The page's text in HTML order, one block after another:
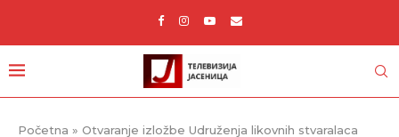
Početna » Otvaranje izložbe Udruženja likovnih stvaralaca